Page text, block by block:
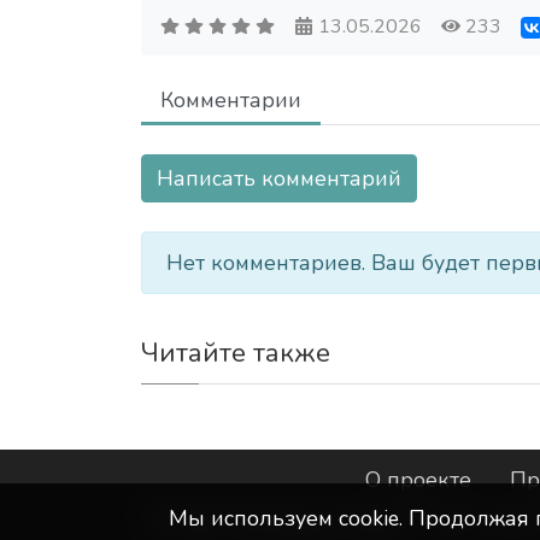
13.05.2026 233
Комментарии
Написать комментарий
Нет комментариев. Ваш будет
Читайте также
О проекте
©ООО "Интернет-Курск"- Все
Мы используем сookie. Продолжая